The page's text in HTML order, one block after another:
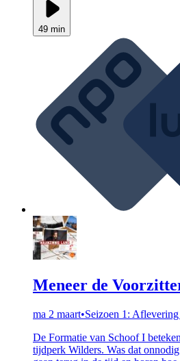
49 min
Meneer de
ma 2 maart•Seizoen 1:
De Formatie van Schoof I
tijdperk Wilders. Was dat